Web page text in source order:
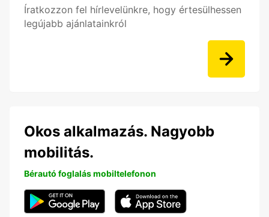
Íratkozzon fel hírlevelünkre, hogy értesülhessen
legújabb ajánlatainkról
Okos alkalmazás. Nagyobb
mobilitás.
Bérautó foglalás mobiltelefonon